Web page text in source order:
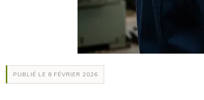
PUBLIÉ LE 8 FÉVRIER 2026